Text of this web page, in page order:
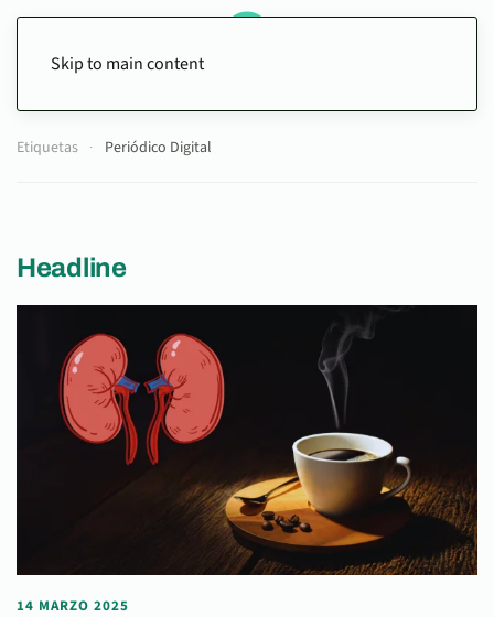
Skip to main content
Etiquetas Periódico Digital
Headline
14 MARZO 2025